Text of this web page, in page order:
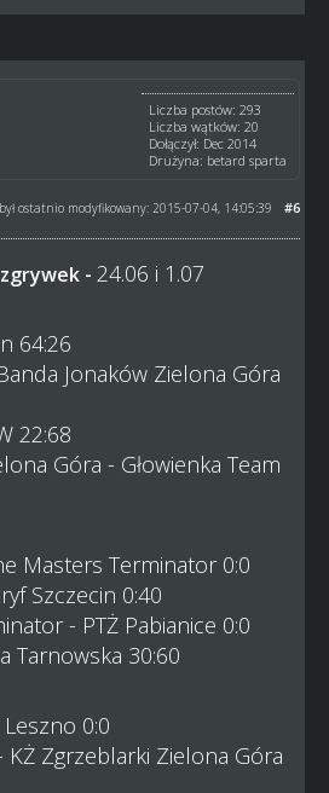
Liczba postów: 293
Liczba wątków: 20
Dołączył: Dec 2014
Drużyna: betard sparta
#6
ostatnio modyfikowany: 2015-07-04, 14:05:39
- 24.06 i 1.07
64:26
Jonaków Zielona Góra
22:68
Góra - Głowienka Team
Masters Terminator 0:0
Szczecin 0:40
- PTŻ Pabianice 0:0
Tarnowska 30:60
0:0
KŻ Zgrzeblarki Zielona Góra